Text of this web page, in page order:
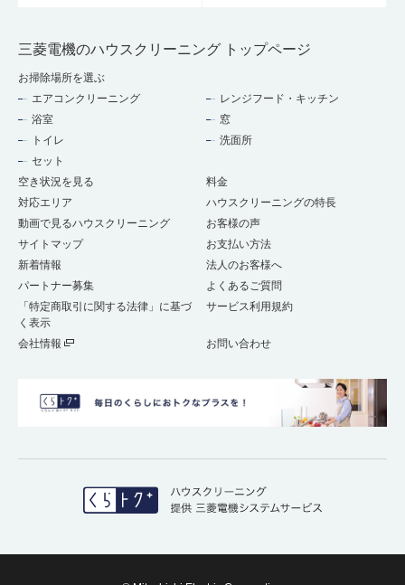
三菱電機のハウスクリーニング トップページ
お掃除場所を選ぶ
エアコンクリーニング
レンジフード・キッチン
浴室
窓
トイレ
洗面所
セット
空き状況を見る
料金
対応エリア
ハウスクリーニングの特長
動画で見るハウスクリーニング
お客様の声
サイトマップ
お支払い方法
新着情報
法人のお客様へ
パートナー募集
よくあるご質問
「特定商取引に関する法律」に基づ
く表示
サービス利用規約
会社情報 お問い合わせ